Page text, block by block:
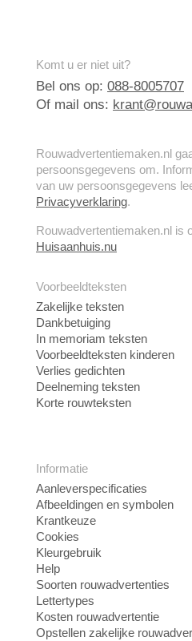
Komt u er niet uit?
Bel ons op: 088-8005707
Of mail ons:
Rouwadvertentiemaken.nl
persoonsgegevens om.
van uw persoonsgegevens
Privacyverklaring.
Rouwadvertentiemaken.nl is
Huisaanhuis.nu
Voorbeeldteksten
Zakelijke teksten
Dankbetuiging
In memoriam teksten
Voorbeeldteksten kinderen
Verlies gedichten
Deelneming teksten
Korte rouwteksten
Informatie
Aanleverspecificaties
Afbeeldingen en symbolen
Krantkeuze
Cookies
Kleurgebruik
Help
Soorten rouwadvertenties
Lettertypes
Kosten rouwadvertentie
Opstellen zakelijke